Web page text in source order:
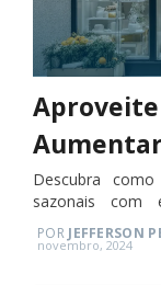
Aproveite
Descubra
sazonais com
eficientes.
PORJEFFERSON
Posted
novembro, 2024